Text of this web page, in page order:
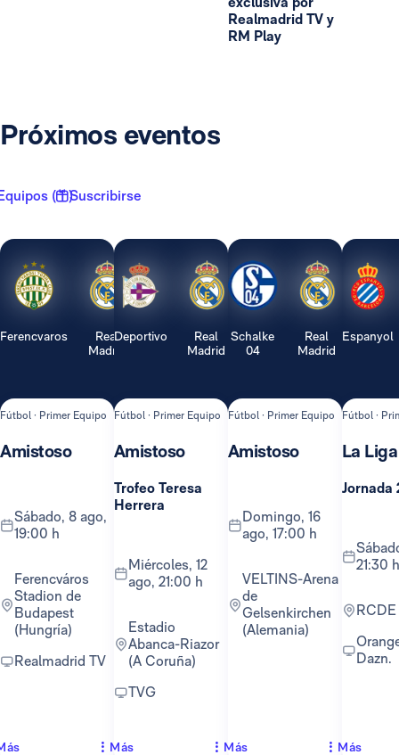
Realmadrid TV y
RM Play
Próximos eventos
( 1 )Suscribirse
Ferencvaros
Real
Madrid
Fútbol · Primer Equipo
Amistoso
sábado, 8 ago,
19:00 h
Ferencváros
Stadion de
Budapest
(Hungría)
Realmadrid TV
Deportivo
Real
Madrid
Fútbol · Primer Equipo
Amistoso
Trofeo Teresa
Herrera
miércoles, 12
ago, 21:00 h
Estadio
Abanca-Riazor
(A Coruña)
TVG
Más
Schalke
04
Real
Madrid
Fútbol · Primer Equipo
Amistoso
domingo, 16
ago, 17:00 h
VELTINS-Arena
de
Gelsenkirchen
(Alemania)
Más
Espanyol
Fútbol ·
La Liga
Jornada
sábado, 22 ago,
21:30 h
Orange TV y
Dazn.
Más